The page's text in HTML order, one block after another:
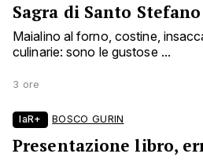
Sagra di Santo Stefano
Maialino al forno, costine,
culinarie: sono le gustose ...
3 ore
laR+ BOSCO GURIN
Presentazione libro,